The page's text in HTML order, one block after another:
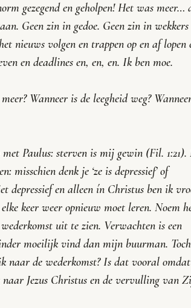
gezegend en geholpen! Het was meer…
Geen zin in gedoe. Geen zin in wekkers
nieuws volgen en trappen op en af lopen
en deadlines en, en, en. Ik ben moe.
Wanneer is de leegheid weg?
Paulus: sterven is mij gewin (Fil. 1:21).
denk je ‘ze is depressief’ of
depressief en alleen ín Christus ben ik
keer weer opnieuw moet leren. Noem
uit te zien. Verwachten is een
moeilijk vind dan mijn buurman. Toch
naar de wederkomst? Is dat vooral
Jezus Christus en de vervulling van